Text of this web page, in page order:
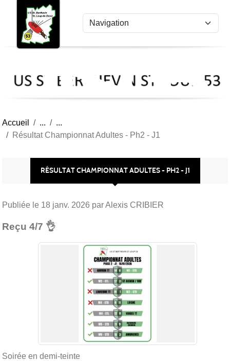
US
St
53
Accueil
Résultat Championnat Adultes - Ph2 - J1
RÉSULTAT CHAMPIONNAT ADULTES - PH2 - J1
Publiée le 18 janv. 2026 par Alexis CRIBIER
Reçu 4/7 👌
Soirée en demi-teinte
Panneau de gestion des cookies